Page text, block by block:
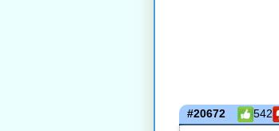
#20672 542